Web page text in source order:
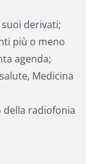
derivati;
più o meno
agenda;
Medicina
della radiofonia